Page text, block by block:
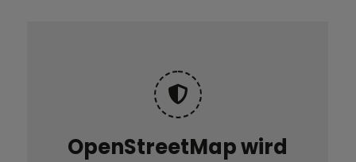
OpenStreetMap wird